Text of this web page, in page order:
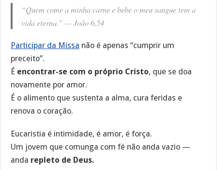
“Quem come a minha carne e bebe o meu sangue tem a
vida eterna.” —João 6,54
Participar da Missa não é apenas “cumprir um
preceito”.
É encontrar-se com o próprio Cristo, que se doa
novamente por amor.
É o alimento que sustenta a alma, cura feridas e
renova o coração.
Eucaristia é intimidade, é amor, é força.
Um jovem que comunga com fé não anda vazio —
anda repleto de Deus.